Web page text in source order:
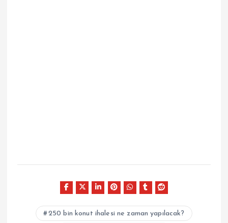
250 bin konut ihalesi ne zaman yapılacak?